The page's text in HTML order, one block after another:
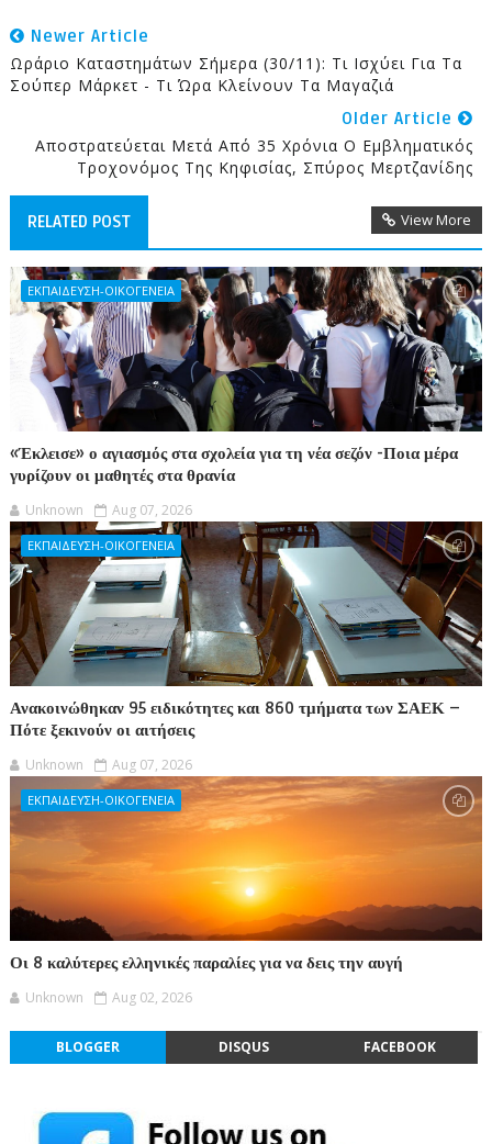
Newer Article
Ωράριο Καταστημάτων Σήμερα (30/11): Τι Ισχύει Για Τα
Σούπερ Μάρκετ - Τι Ώρα Κλείνουν Τα Μαγαζιά
Older Article
Αποστρατεύεται Μετά Από 35 Χρόνια Ο Εμβληματικός
Τροχονόμος Της Κηφισίας, Σπύρος Μερτζανίδης
RELATED POST View More
ΕΚΠΑΙΔΕΥΣΗ-ΟΙΚΟΓΕΝΕΙΑ
«Έκλεισε» ο αγιασμός στα σχολεία για τη νέα σεζόν -Ποια μέρα
γυρίζουν οι μαθητές στα θρανία
Unknown Aug 07, 2026
ΕΚΠΑΙΔΕΥΣΗ-ΟΙΚΟΓΕΝΕΙΑ
Ανακοινώθηκαν 95 ειδικότητες και 860 τμήματα των ΣΑΕΚ –
Πότε ξεκινούν οι αιτήσεις
Unknown Aug 07, 2026
ΕΚΠΑΙΔΕΥΣΗ-ΟΙΚΟΓΕΝΕΙΑ
Οι 8 καλύτερες ελληνικές παραλίες για να δεις την αυγή
Unknown Aug 02, 2026
BLOGGER DISQUS FACEBOOK